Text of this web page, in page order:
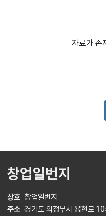
자료가 존
창업일번지
상호 창업일번지
주소 경기도 의정부시 용현로